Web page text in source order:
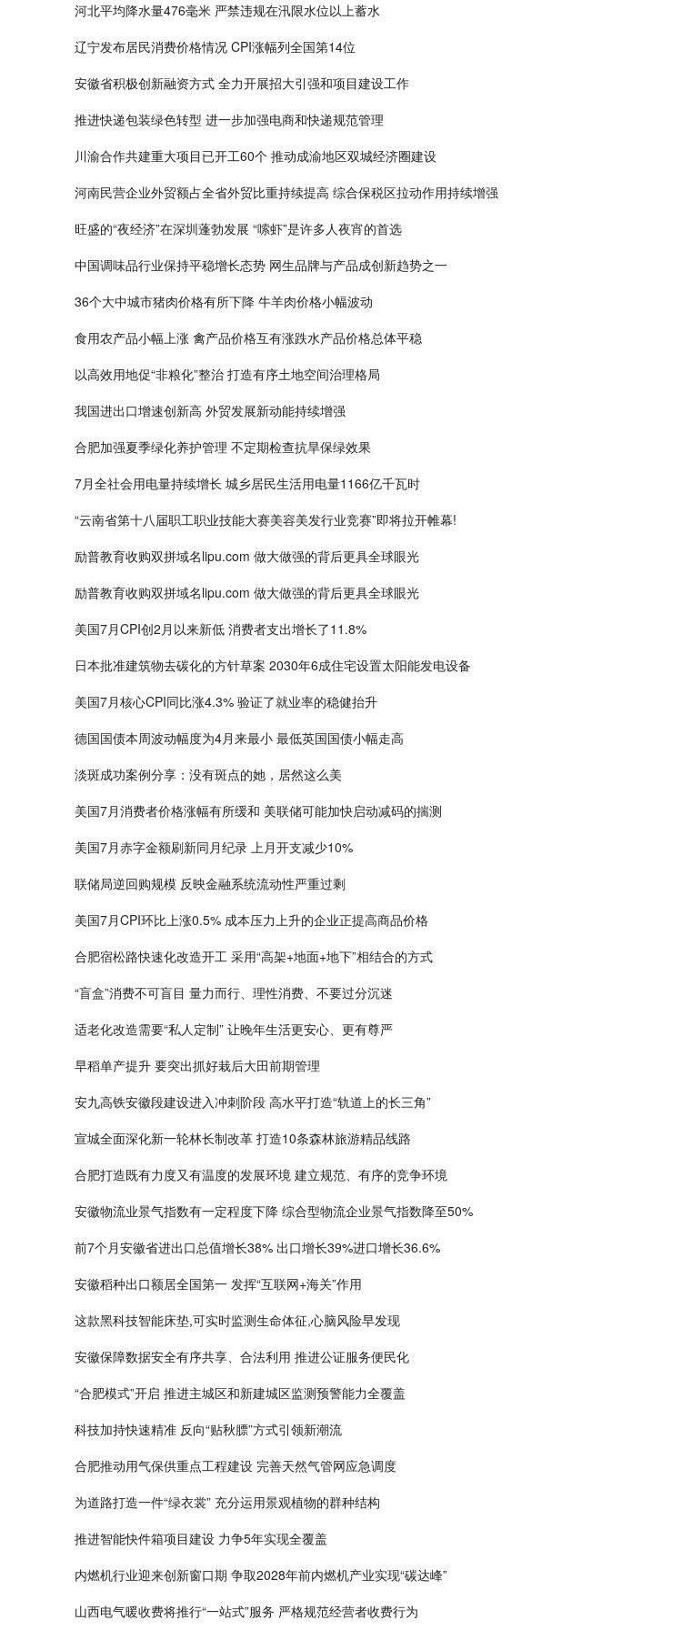
河北平均降水量476毫米 严禁违规在汛限水位以上蓄水
辽宁发布居民消费价格情况 CPI涨幅列全国第14位
安徽省积极创新融资方式 全力开展招大引强和项目建设工作
推进快递包装绿色转型 进一步加强电商和快递规范管理
川渝合作共建重大项目已开工60个 推动成渝地区双城经济圈建设
河南民营企业外贸额占全省外贸比重持续提高 综合保税区拉动作用持续增强
旺盛的“夜经济”在深圳蓬勃发展 “嗦虾”是许多人夜宵的首选
中国调味品行业保持平稳增长态势 网生品牌与产品成创新趋势之一
36个大中城市猪肉价格有所下降 牛羊肉价格小幅波动
食用农产品小幅上涨 禽产品价格互有涨跌水产品价格总体平稳
以高效用地促“非粮化”整治 打造有序土地空间治理格局
我国进出口增速创新高 外贸发展新动能持续增强
合肥加强夏季绿化养护管理 不定期检查抗旱保绿效果
7月全社会用电量持续增长 城乡居民生活用电量1166亿千瓦时
“云南省第十八届职工职业技能大赛美容美发行业竞赛”即将拉开帷幕!
励普教育收购双拼域名lipu.com 做大做强的背后更具全球眼光
励普教育收购双拼域名lipu.com 做大做强的背后更具全球眼光
美国7月CPI创2月以来新低 消费者支出增长了11.8%
日本批准建筑物去碳化的方针草案 2030年6成住宅设置太阳能发电设备
美国7月核心CPI同比涨4.3% 验证了就业率的稳健抬升
德国国债本周波动幅度为4月来最小 最低英国国债小幅走高
淡斑成功案例分享：没有斑点的她，居然这么美
美国7月消费者价格涨幅有所缓和 美联储可能加快启动减码的揣测
美国7月赤字金额刷新同月纪录 上月开支减少10%
联储局逆回购规模 反映金融系统流动性严重过剩
美国7月CPI环比上涨0.5% 成本压力上升的企业正提高商品价格
合肥宿松路快速化改造开工 采用“高架+地面+地下”相结合的方式
“盲盒”消费不可盲目 量力而行、理性消费、不要过分沉迷
适老化改造需要“私人定制” 让晚年生活更安心、更有尊严
早稻单产提升 要突出抓好栽后大田前期管理
安九高铁安徽段建设进入冲刺阶段 高水平打造“轨道上的长三角”
宣城全面深化新一轮林长制改革 打造10条森林旅游精品线路
合肥打造既有力度又有温度的发展环境 建立规范、有序的竞争环境
安徽物流业景气指数有一定程度下降 综合型物流企业景气指数降至50%
前7个月安徽省进出口总值增长38% 出口增长39%进口增长36.6%
安徽稻种出口额居全国第一 发挥“互联网+海关”作用
这款黑科技智能床垫,可实时监测生命体征,心脑风险早发现
安徽保障数据安全有序共享、合法利用 推进公证服务便民化
“合肥模式”开启 推进主城区和新建城区监测预警能力全覆盖
科技加持快速精准 反向“贴秋膘”方式引领新潮流
合肥推动用气保供重点工程建设 完善天然气管网应急调度
为道路打造一件“绿衣裳” 充分运用景观植物的群种结构
推进智能快件箱项目建设 力争5年实现全覆盖
内燃机行业迎来创新窗口期 争取2028年前内燃机产业实现“碳达峰”
山西电气暖收费将推行“一站式”服务 严格规范经营者收费行为